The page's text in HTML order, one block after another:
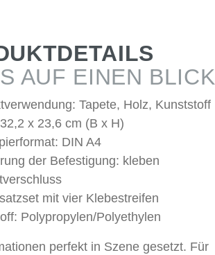
AUF EINEN BLICK
Tapete, Holz, Kunststoff
x 23,6 cm (B x H)
DIN A4
der Befestigung: kleben
mit vier Klebestreifen
Polypropylen/Polyethylen
perfekt in Szene gesetzt. Für